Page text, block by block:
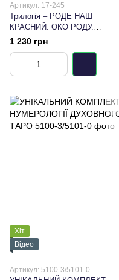
Артикул: 17-245
Трилогія – РОДЕ НАШ
КРАСНИЙ. ОКО РОДУ.
МІСТИФІКАЦІЯ ТИСЯЧОЛІТЬ.
Відун Рувит
1 230 грн
Хіт
Відео
Артикул: 5100-3/5101-0